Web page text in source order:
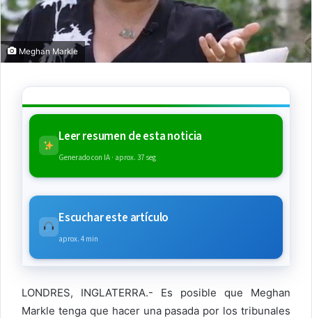
Meghan Markle
Leer resumen de esta noticia
Generado con IA · aprox. 37 seg
Escuchar este artículo
aprox. 4 min
LONDRES, INGLATERRA.- Es posible que Meghan
Markle tenga que hacer una pasada por los tribunales